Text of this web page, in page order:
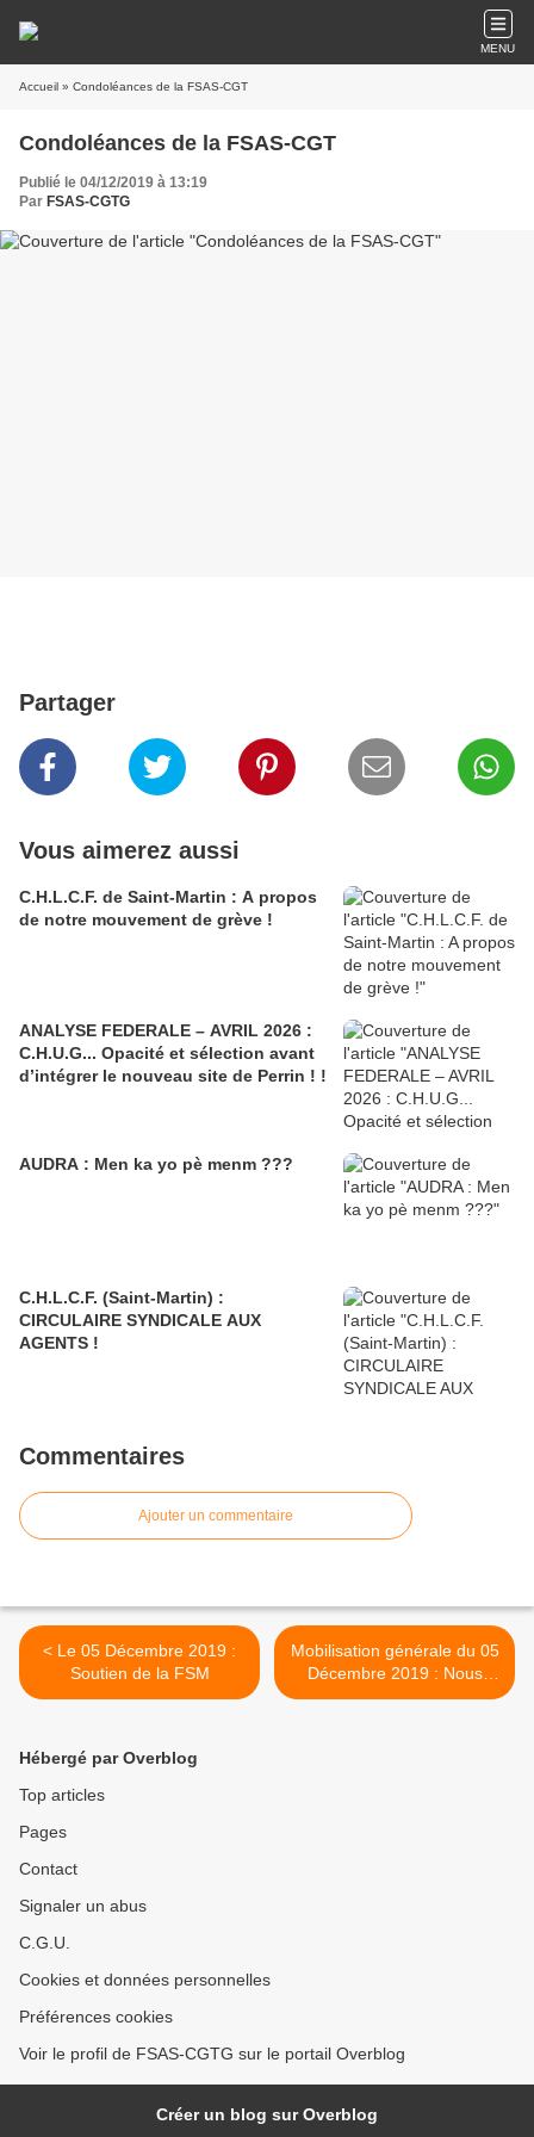
MENU
Accueil » Condoléances de la FSAS-CGT
Condoléances de la FSAS-CGT
Publié le 04/12/2019 à 13:19
Par FSAS-CGTG
Partager
Vous aimerez aussi
C.H.L.C.F. de Saint-Martin : A propos
de notre mouvement de grève !
ANALYSE FEDERALE – AVRIL 2026 :
C.H.U.G... Opacité et sélection avant
d’intégrer le nouveau site de Perrin ! !
AUDRA : Men ka yo pè menm ???
C.H.L.C.F. (Saint-Martin) :
CIRCULAIRE SYNDICALE AUX
AGENTS !
Commentaires
Ajouter un commentaire
< Le 05 Décembre 2019 :
Soutien de la FSM
Mobilisation générale du 05
Décembre 2019 : Nous
étions plus de 3000 dans
Hébergé par Overblog
Top articles
Pages
Contact
Signaler un abus
C.G.U.
Cookies et données personnelles
Préférences cookies
Voir le profil de FSAS-CGTG sur le portail Overblog
Créer un blog sur Overblog